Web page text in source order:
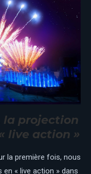
la projection
live action »
la première fois, nous
« live action » dans